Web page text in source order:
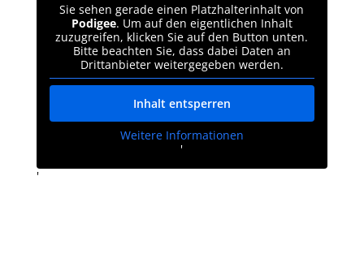
Sie sehen gerade einen Platzhalterinhalt von
Podigee. Um auf den eigentlichen Inhalt
zuzugreifen, klicken Sie auf den Button unten.
Bitte beachten Sie, dass dabei Daten an
Drittanbieter weitergegeben werden.
Inhalt entsperren
Weitere Informationen
'
'